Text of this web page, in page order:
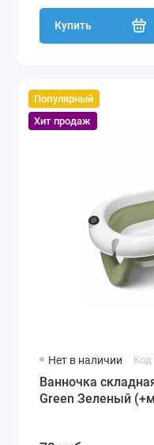
Купить
Популярный
Хит продаж
Нет в наличии Код
Ванночка
Green Зеленый